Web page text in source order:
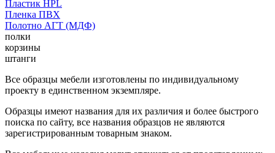
Пластик HPL
Пленка ПВХ
Полотно АГТ (МДФ)
полки
корзины
штанги
Все образцы мебели изготовлены по индивидуальному
проекту в единственном экземпляре.
Образцы имеют названия для их различия и более быстрого
поиска по сайту, все названия образцов не являются
зарегистрированным товарным знаком.